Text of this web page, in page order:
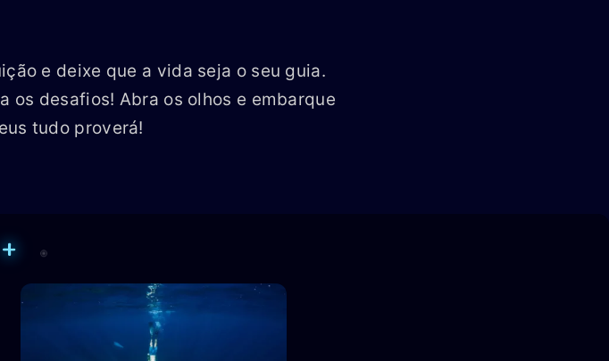
e deixe que a vida seja o seu guia.
os desafios! Abra os olhos e embarque
tudo proverá!
+